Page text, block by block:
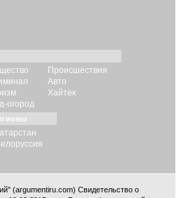
огород
Происшествия
Авто
Хайтек
(argumentiru.com) Свидетельство о